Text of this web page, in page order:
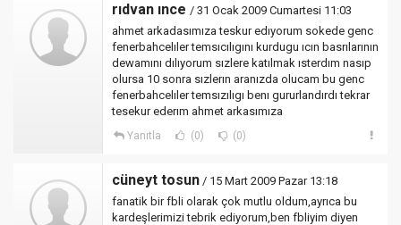
rıdvan ınce / 31 Ocak 2009 Cumartesi 11:03
ahmet arkadasımıza teskur edıyorum sokede genc
fenerbahcelıler temsıcılıgını kurdugu ıcın basrılarının
dewamını dılıyorum sızlere katılmak ısterdım nasıp
olursa 10 sonra sızlerın aranızda olucam bu genc
fenerbahcelıler temsızılıgı benı gururlandırdı tekrar
tesekur ederım ahmet arkasımıza
Yanıtla (0) (0)
cüneyt tosun / 15 Mart 2009 Pazar 13:18
fanatik bir fbli olarak çok mutlu oldum,ayrıca bu
kardeşlerimizi tebrik ediyorum,ben fbliyim diyen